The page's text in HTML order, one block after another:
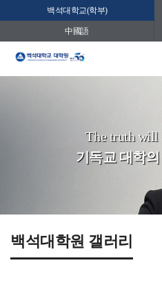
백석대학교(학부)
中國語
The truth will
기독교 대학
백석대학원 갤러리